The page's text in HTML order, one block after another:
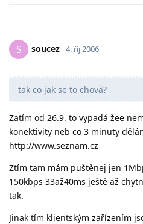
S soucez 4. říj 2006
tak co jak se to chová?
Zatím od 26.9. to vypadá žee
konektivity neb co 3 minuty
http://www.seznam.cz
Ztím tam mám puštěnej jen
150kbps 33až40ms ještě až
tak.
Jinak tím klientským zařízením